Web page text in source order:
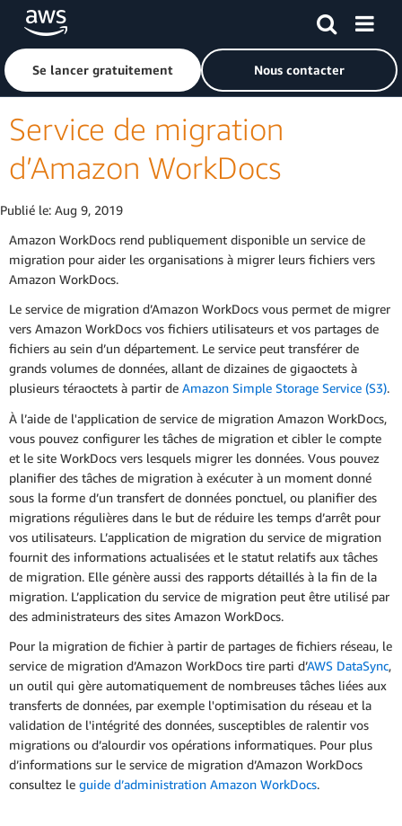
Passer au contenu principal
Cliquer ici pour revenir à la page d'accueil d'Amazon Web
Se lancer gratuitement Nous contacter
Service de migration
d’Amazon WorkDocs
Publié le: Aug 9, 2019
Amazon WorkDocs rend publiquement disponible un service de
migration pour aider les organisations à migrer leurs fichiers vers
Amazon WorkDocs.
Le service de migration d’Amazon WorkDocs vous permet de migrer
vers Amazon WorkDocs vos fichiers utilisateurs et vos partages de
fichiers au sein d’un département. Le service peut transférer de
grands volumes de données, allant de dizaines de gigaoctets à
plusieurs téraoctets à partir de Amazon Simple Storage Service (S3).
À l’aide de l'application de service de migration Amazon WorkDocs,
vous pouvez configurer les tâches de migration et cibler le compte
et le site WorkDocs vers lesquels migrer les données. Vous pouvez
planifier des tâches de migration à exécuter à un moment donné
sous la forme d’un transfert de données ponctuel, ou planifier des
migrations régulières dans le but de réduire les temps d’arrêt pour
vos utilisateurs. L’application de migration du service de migration
fournit des informations actualisées et le statut relatifs aux tâches
de migration. Elle génère aussi des rapports détaillés à la fin de la
migration. L’application du service de migration peut être utilisé par
des administrateurs des sites Amazon WorkDocs.
Pour la migration de fichier à partir de partages de fichiers réseau, le
service de migration d’Amazon WorkDocs tire parti d’AWS DataSync,
un outil qui gère automatiquement de nombreuses tâches liées aux
transferts de données, par exemple l'optimisation du réseau et la
validation de l'intégrité des données, susceptibles de ralentir vos
migrations ou d’alourdir vos opérations informatiques. Pour plus
d’informations sur le service de migration d’Amazon WorkDocs
consultez le guide d’administration Amazon WorkDocs.